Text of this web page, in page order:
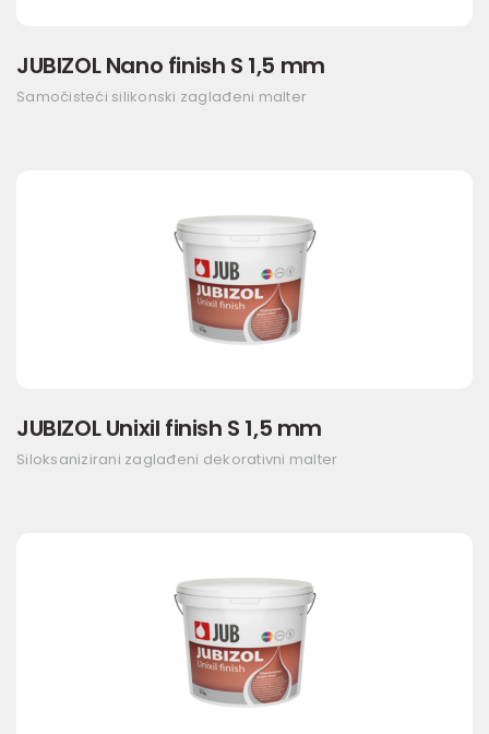
JUBIZOL Nano finish S 1,5 mm
Samočisteći silikonski zaglađeni malter
JUBIZOL Unixil finish S 1,5 mm
Siloksanizirani zaglađeni dekorativni malter